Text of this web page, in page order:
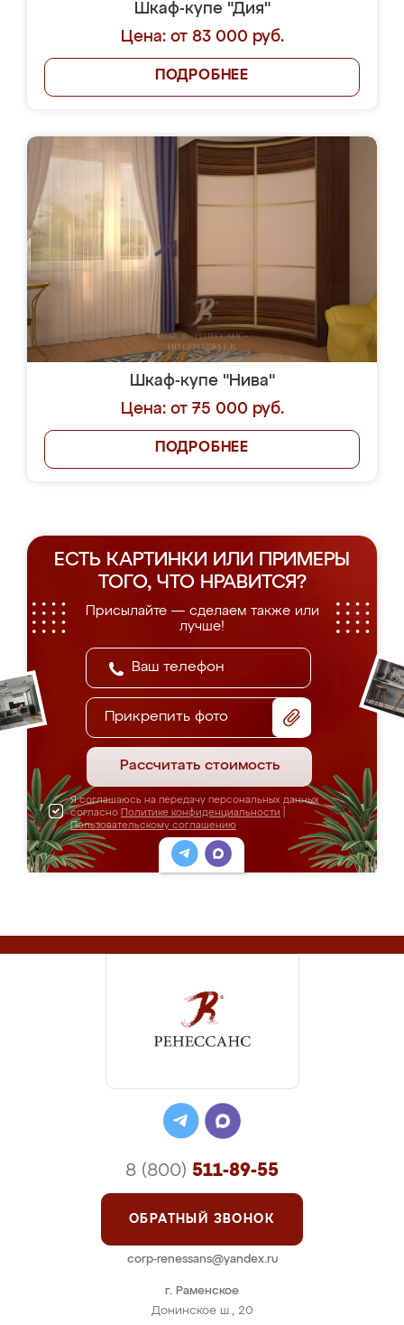
Шкаф-купе "Дия"
Цена: от 83 000 руб.
ПОДРОБНЕЕ
Шкаф-купе "Нива"
Цена: от 75 000 руб.
ПОДРОБНЕЕ
ЕСТЬ КАРТИНКИ ИЛИ ПРИМЕРЫ
ТОГО, ЧТО НРАВИТСЯ?
Присылайте — сделаем также или
лучше!
Прикрепить фото
Рассчитать стоимость
Я соглашаюсь на передачу персональных данных
согласно Политике конфиденциальности
Пользовательскому соглашению
г. Раменское
Донинское ш., 20
8 (800) 511-89-55
ОБРАТНЫЙ ЗВОНОК
corp-renessans@yandex.ru